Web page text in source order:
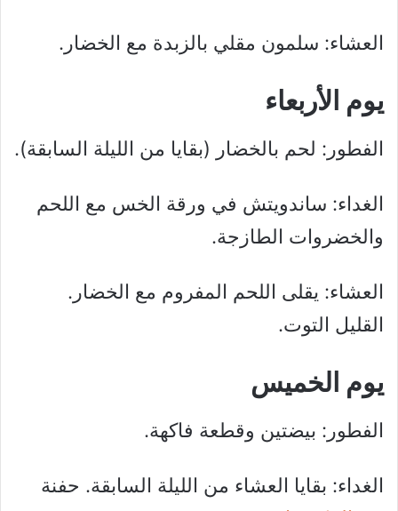
العشاء: سلمون مقلي بالزبدة مع الخضار.
يوم الأربعاء
الفطور: لحم بالخضار (بقايا من الليلة السابقة).
الغداء: ساندويتش في ورقة الخس مع اللحم
والخضروات الطازجة.
العشاء: يقلى اللحم المفروم مع الخضار.
القليل التوت.
يوم الخميس
الفطور: بيضتين وقطعة فاكهة.
الغداء: بقايا العشاء من الليلة السابقة. حفنة